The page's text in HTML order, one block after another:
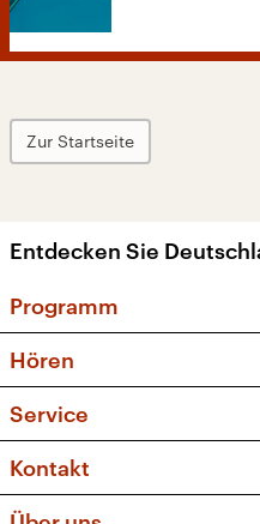
Zur Startseite
Entdecken Sie
Programm
Sendungen und
Musikliste
Kakadu – Das
Hören
Frequenzen (UKW
Service
FAQ
Apps
Kontakt